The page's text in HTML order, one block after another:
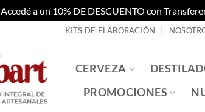
Accedé a un 10% DE DESCUENTO con
KITS DE ELABORACIÓN
CERVEZA
PROMOCIONES